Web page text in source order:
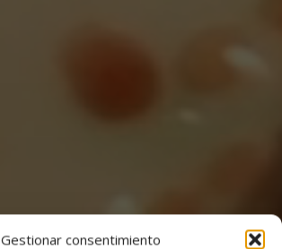
Gestionar consentimiento